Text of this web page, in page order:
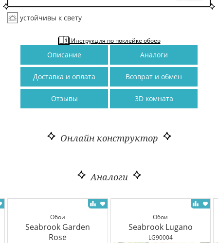
устойчивы к свету
Инструкция по поклейке обоев
Описание Аналоги
Доставка и оплата Возврат и обмен
Отзывы 3D комната
Онлайн конструктор
Аналоги
Обои
Seabrook Garden
Rose
Обои
Seabrook Lugano
LG90004